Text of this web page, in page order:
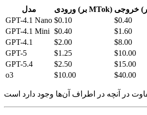
مدل ورودی (بر MTok)
GPT-4.1 Nano $0.10
$0.40
GPT-4.1 Mini $0.40
$1.60
GPT-4.1
$2.00
$8.00
GPT-5
$1.25
$10.00
GPT-5.4
$2.50
$15.00
o3
$10.00 $40.00